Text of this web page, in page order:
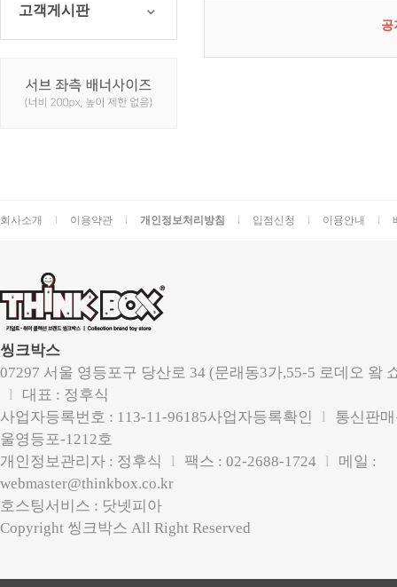
고객게시판
공
회사소개 이용약관 개인정보처리방침 입점신청 이용안내
씽크박스
07297 서울 영등포구 당산로 34 (문래동3가,55-5 로데오 왘
l
대표 : 정후식
사업자등록번호 : 113-11-96185사업자등록확인 l
통신판
울영등포-1212호
개인정보관리자 : 정후식 l 팩스 : 02-2688-1724 l
메일 :
webmaster@thinkbox.co.kr
호스팅서비스 : 닷넷피아
Copyright 씽크박스 All Right Reserved